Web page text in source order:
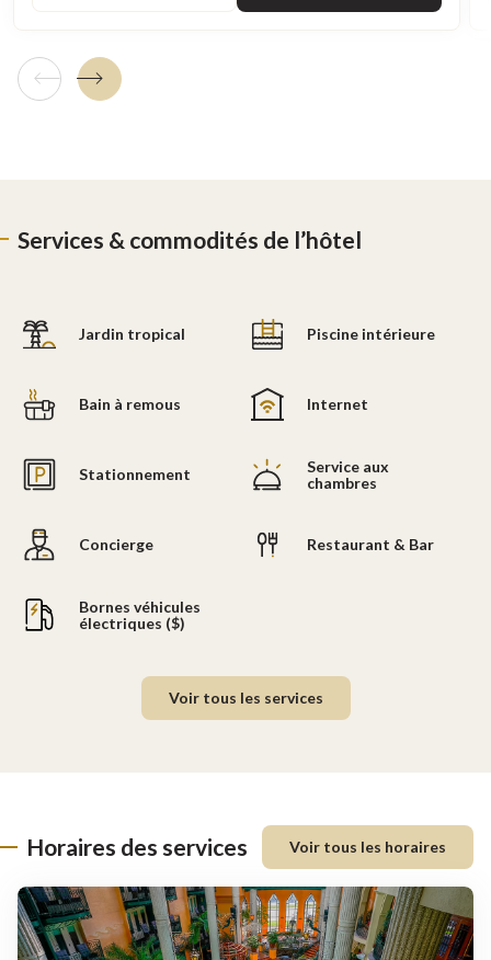
Tuile précédente
Tuile suivante
Services & commodités de l’hôtel
Jardin tropical Piscine intérieure
Bain à remous Internet
Stationnement
Service aux
chambres
Concierge Restaurant & Bar
Bornes véhicules
électriques ($)
Voir tous les services
Horaires des services Voir tous les horaires